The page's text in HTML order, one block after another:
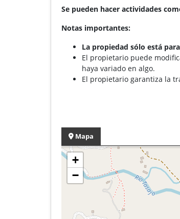
Se pueden hacer actividades
Notas importantes:
La propiedad sólo está
El propietario puede
haya variado en algo.
El propietario garantiza la
Mapa
+
−